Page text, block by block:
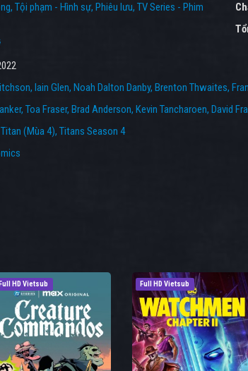
Tội phạm - Hình sự Phiêu lưu TV Series - Phim
Iain Glen Noah Dalton Danby Brenton Thwaites
Toa Fraser Brad Anderson Kevin Tancharoen David
(Mùa 4), Titans Season 4
HD Vietsub Full HD Vietsub